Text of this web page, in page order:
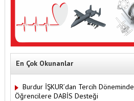
En Çok Okunanlar
Burdur İŞKUR’dan Tercih Döneminde
Öğrencilere DABİS Desteği